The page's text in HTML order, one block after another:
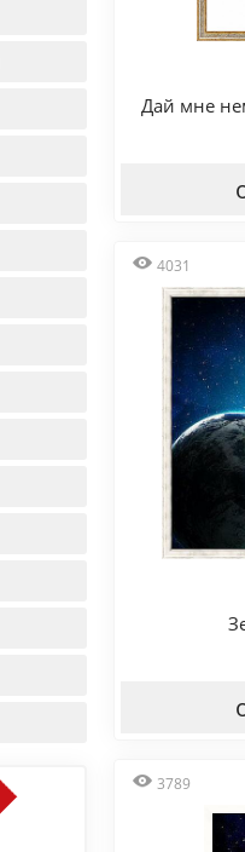
Дай мне
4031
3789